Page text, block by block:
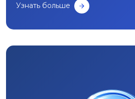
Узнать больше